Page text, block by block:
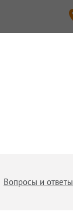
Вопросы и ответы